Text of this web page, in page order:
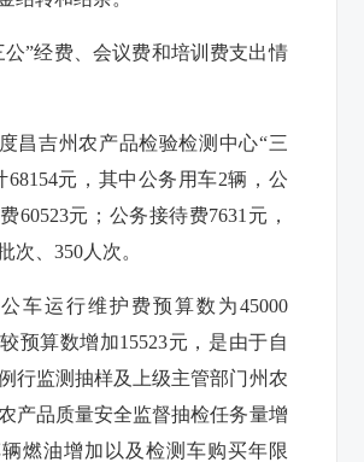
公”经费、会议费和培训费支出情
昌吉州农产品检验检测中心“三
68154元，其中公务用车2辆，公
60523元；公务接待费7631元，
次、350人次。
公车运行维护费预算数为45000
预算数增加15523元，是由于自
行监测抽样及上级主管部门州农
产品质量安全监督抽检任务量增
燃油增加以及检测车购买年限